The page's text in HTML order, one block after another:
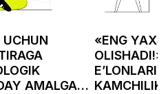
UCHUN
AMALGA
«ENG